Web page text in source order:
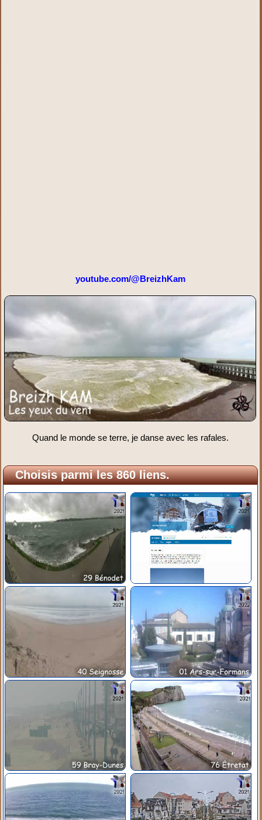
youtube.com/@BreizhKam
Quand le monde se terre, je danse avec les rafales.
Choisis parmi les 860 liens.